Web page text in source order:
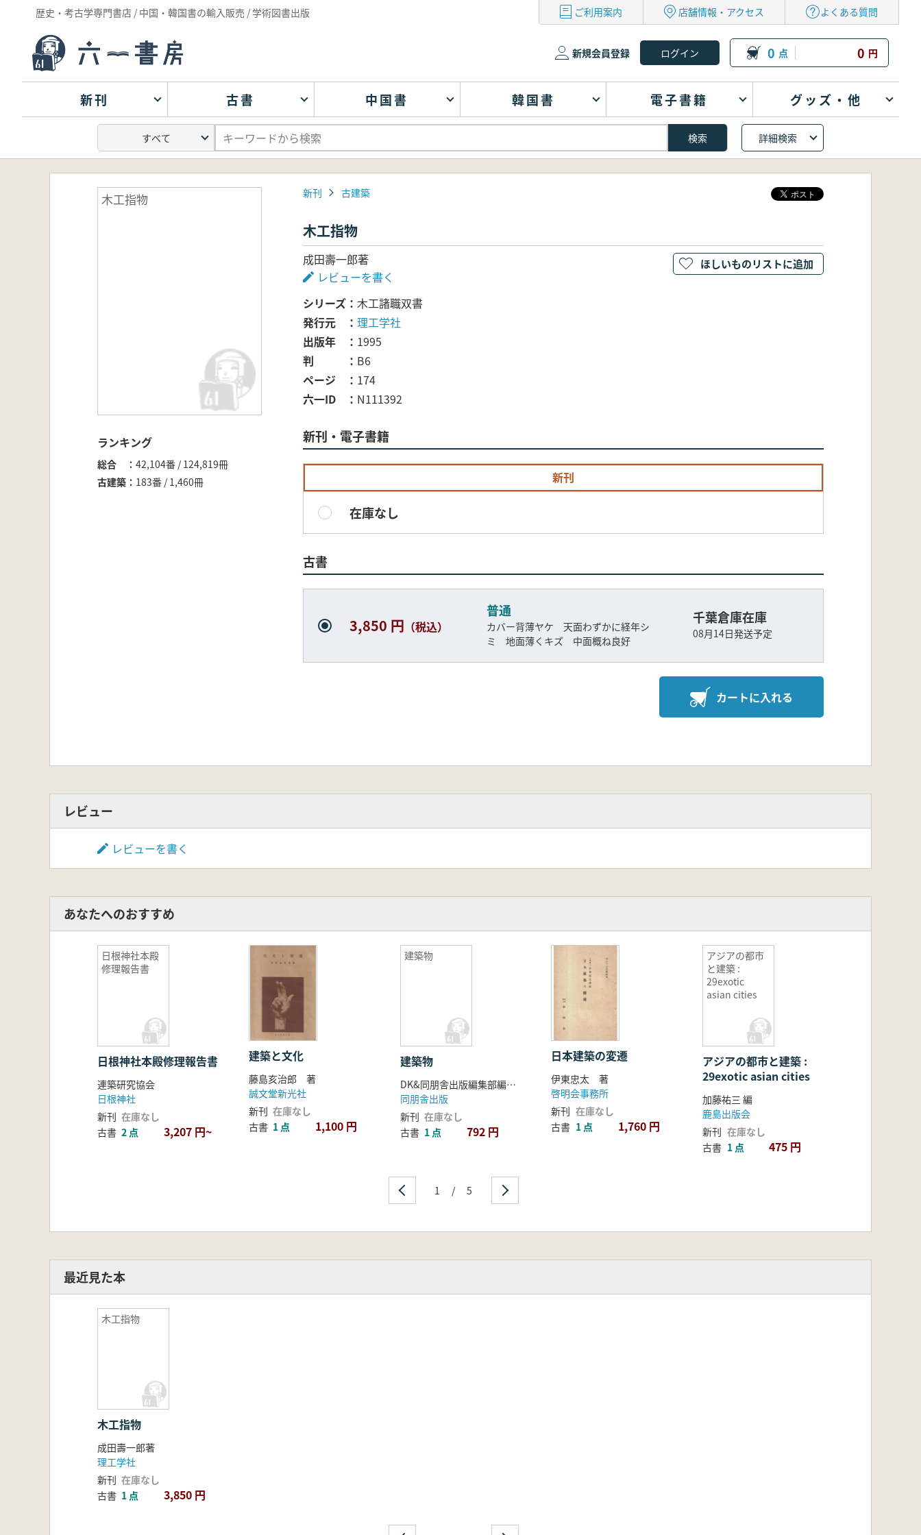
歴史・考古学専門書店 / 中国・韓国書の輸入販売 / 学術図書出版 ご利用案内 店舗情報・アクセス よくある質問
新規会員登録 0 点 0 円
新刊 古書 中国書 韓国書 電子書籍 グッズ・他
詳細検索
木工指物
ランキング
総合
42,104番 / 124,819冊
古建築
183番 / 1,460冊
新刊 古建築
木工指物
成田壽一郎著
レビューを書く
シリーズ
木工諸職双書
発行元
理工学社
出版年
1995
判
B6
ページ
174
六一ID
N111392
新刊・電子書籍
新刊
在庫なし
古書
3,850 円 （税込）
普通
カバー背薄ヤケ 天面わずかに経年シ
ミ 地面薄くキズ 中面概ね良好
千葉倉庫在庫
08月14日発送予定
カートに入れる
ほしいものリストに追加
レビュー
レビューを書く
あなたへのおすすめ
日根神社本殿
修理報告書
日根神社本殿修理報告書
連築研究協会
日根神社
新刊 在庫なし
古書 2 点 3,207 円~
建築と文化
藤島亥治郎 著
誠文堂新光社
新刊 在庫なし
古書 1 点 1,100 円
建築物
建築物
DK&同朋舎出版編集部編集 柿原日出子訳
同朋舎出版
新刊 在庫なし
古書 1 点 792 円
日本建築の変遷
伊東忠太 著
啓明会事務所
新刊 在庫なし
古書 1 点 1,760 円
アジアの都市
と建築 :
29exotic
asian cities
アジアの都市と建築 :
29exotic asian cities
加藤祐三 編
鹿島出版会
新刊 在庫なし
古書 1 点 475 円
1 / 5
最近見た本
木工指物
木工指物
成田壽一郎著
理工学社
新刊 在庫なし
古書 1 点 3,850 円